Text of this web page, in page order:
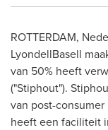
ROTTERDAM,
LyondellBasell
van 50% heeft
("Stiphout").
van post-
heeft een faciliteit